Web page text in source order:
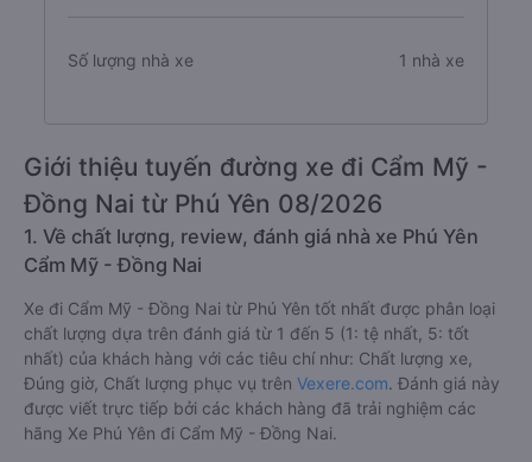
Số lượng nhà xe 1 nhà xe
Giới thiệu tuyến đường xe đi Cẩm Mỹ -
Đồng Nai từ Phú Yên 08/2026
1. Về chất lượng, review, đánh giá nhà xe Phú Yên
Cẩm Mỹ - Đồng Nai
Xe đi Cẩm Mỹ - Đồng Nai từ Phú Yên tốt nhất được phân loại
chất lượng dựa trên đánh giá từ 1 đến 5 (1: tệ nhất, 5: tốt
nhất) của khách hàng với các tiêu chí như: Chất lượng xe,
Đúng giờ, Chất lượng phục vụ trên Vexere.com. Đánh giá này
được viết trực tiếp bởi các khách hàng đã trải nghiệm các
hãng Xe Phú Yên đi Cẩm Mỹ - Đồng Nai.